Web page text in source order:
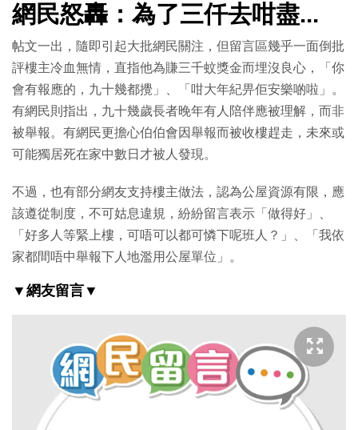
網民怒轟：為了三仟去咁盡...
帖文一出，隨即引起大批網民關注，但留言區幾乎一面倒批
評樓主冷血無情，直指他為賺三千蚊獎金而埋沒良心，「你
會有報應的，九十幾都攪」、「咁大年紀畀佢安樂啲啦」。
有網民則指出，九十幾歲長者晚年有人陪伴應被理解，而非
被舉報。有網民更擔心伯伯會因舉報而被收樓趕走，未來或
可能獨居死在家中數日才被人發現。
不過，也有部分網友支持樓主做法，認為公屋資源有限，應
該遵從制度，不可姑息違規，紛紛留言表示「做得好」、
「好多人等緊上樓，可唔可以都可憐下呢班人？」、「我依
家都間唔中舉報下人地濫用公屋單位」。
▼網友留言▼